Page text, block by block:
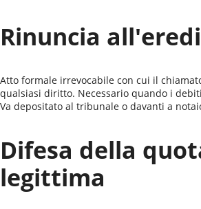
Rinuncia
Atto formale irrevocabile con cui il
qualsiasi diritto. Necessario quando i
Va depositato al tribunale o davanti a
Difesa della
legittima